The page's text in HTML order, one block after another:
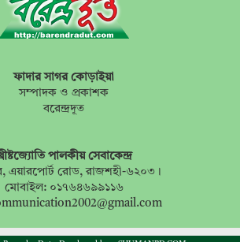
ফাদার সাগর কোড়াইয়া
সম্পাদক ও প্রকাশক
বরেন্দ্রদূত
পালকীয় সেবাকেন্দ্র
এয়ারপোর্ট রোড, রাজশহী-৬২০৩।
মোবাইল: ০১৭৬৪৬৯৯১১৬